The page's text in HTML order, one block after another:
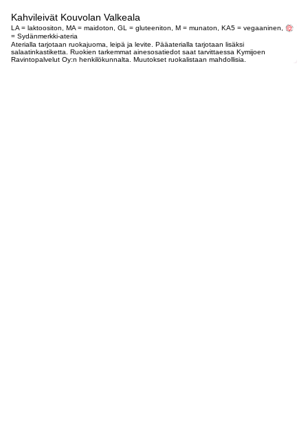
Kahvileivät Kouvolan Valkeala
LA = laktoositon, MA = maidoton, GL = gluteeniton, M = munaton, KA5 = vegaaninen,
= Sydänmerkki-ateria
Aterialla tarjotaan ruokajuoma, leipä ja levite. Pääaterialla tarjotaan lisäksi
salaatinkastiketta. Ruokien tarkemmat ainesosatiedot saat tarvittaessa Kymijoen
Ravintopalvelut Oy:n henkilökunnalta. Muutokset ruokalistaan mahdollisia.